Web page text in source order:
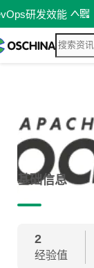
研发效能
基础信息
2
经验值